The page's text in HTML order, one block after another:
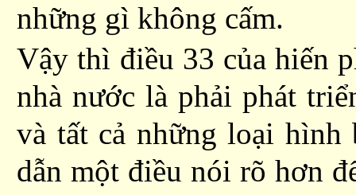
những gì không cấm.
Vậy thì điều 33 của hiến
nhà nướclà phải phát
và tất cả những loại
dẫn một điều nói rõ hơn